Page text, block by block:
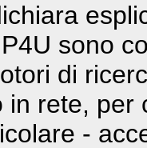
sono
di
in rete, per
-